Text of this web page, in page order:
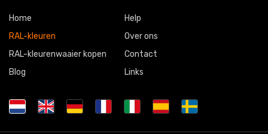
Home
RAL-kleuren
RAL-kleurenwaaier kopen
Blog
Help
Over ons
Contact
Links